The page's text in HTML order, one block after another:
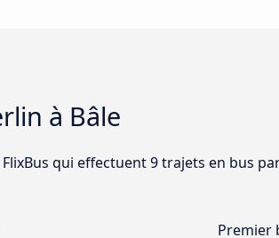
à Bâle
qui effectuent 9 trajets en bus
Premier